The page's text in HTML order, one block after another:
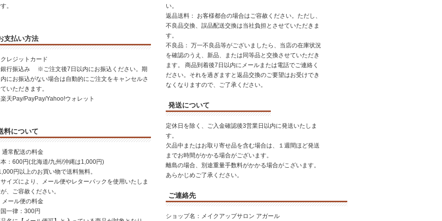
。
支払い方法
クレジットカード
銀行振込み ※ご注文後7日以内にお振込ください。期
内にお振込がない場合は自動的にご注文をキャンセルさ
いただきます。
楽天Pay/PayPay/Yahoo!ウォレット
料について
常配送の料金
：600円(北海道/九州/沖縄は1,000円)
円以上のお買い物で送料無料。
イズにより、メール便やレターパックを使用いたしま
、ご容赦ください。
ール便の料金
一律：300円
い。
返品送料： お客様都合の場合はご容赦ください。ただし、
不良品交換、誤品配送交換は当社負担とさせていただきま
す。
不良品： 万一不良品等がございましたら、当店の在庫状況
を確認のうえ、新品、または同等品と交換させていただき
ます。 商品到着後7日以内にメールまたは電話でご連絡く
ださい。それを過ぎますと返品交換のご要望はお受けでき
なくなりますので、ご了承ください。
発送について
定休日を除く、ご入金確認後3営業日以内に発送いたしま
す。
欠品中またはお取り寄せ品を含む場合は、１週間ほど発送
までお時間がかかる場合がございます。
離島の場合、別途重量手数料がかかる場合がこざいます。
あらかじめご了承ください。
ご連絡先
ショップ名：メイクアップサロン アガール